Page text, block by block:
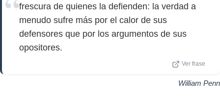
frescura de quienes la defienden: la verdad a
menudo sufre más por el calor de sus
defensores que por los argumentos de sus
opositores.
Ver frase
William Penn